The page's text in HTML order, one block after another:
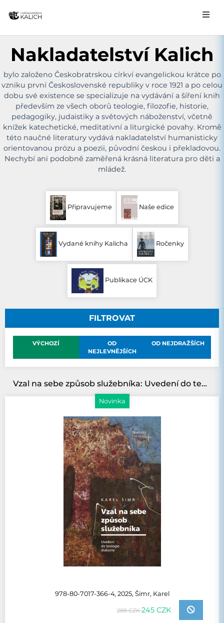
Nakladatelství Kalich
bylo založeno Českobratrskou církví evangelickou krátce po
vzniku první Československé republiky v roce 1921 a po celou
dobu své existence se specializuje na vydávání a šíření knih
především ze všech oborů teologie, filozofie, historie,
pedagogiky, judaistiky a světových náboženství, včetně
knížek katechetické, meditativní a liturgické povahy. Kromě
této naučné literatury vydává nakladatelství humanisticky
orientovanou prózu a poezii, původní českou i překladovou.
Nechybí ani podobně zaměřená krásná literatura pro děti a
mládež.
Připravujeme Naše edice
Vydané knihy Kalicha Ročenky
Publikace ÚCK
FILTROVAT
VÝCHOZÍ
OD
NEJLEVNĚJŠÍCH
OD NEJDRAŽŠÍCH
Novinka
Vzal na sebe způsob služebníka: Uvedení do teologie diakonie
978-80-7017-366-4, 2025, Šimr, Karel
288 CZK245 CZK